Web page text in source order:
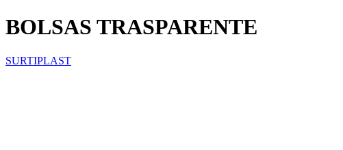
BOLSAS TRASPARENTE
SURTIPLAST